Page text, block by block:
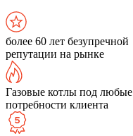
более 60 лет безупречной
репутации на рынке
Газовые котлы под любые
потребности клиента